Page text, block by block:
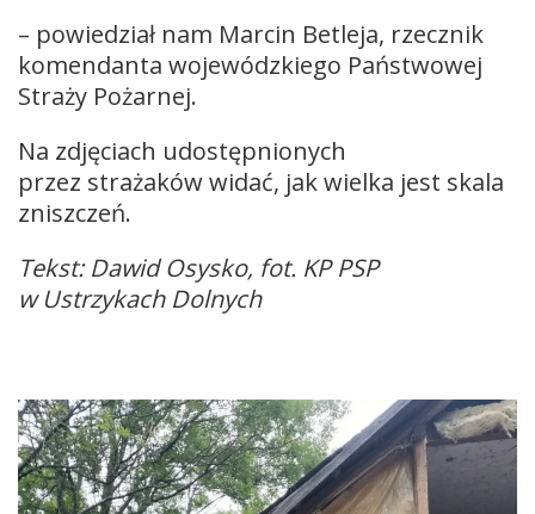
– powiedział nam Marcin Betleja, rzecznik
komendanta wojewódzkiego Państwowej
Straży Pożarnej.
Na zdjęciach udostępnionych
przez strażaków widać, jak wielka jest skala
zniszczeń.
Tekst: Dawid Osysko, fot. KP PSP
w Ustrzykach Dolnych